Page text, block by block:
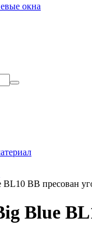
окна
ВВ пресован
Blue